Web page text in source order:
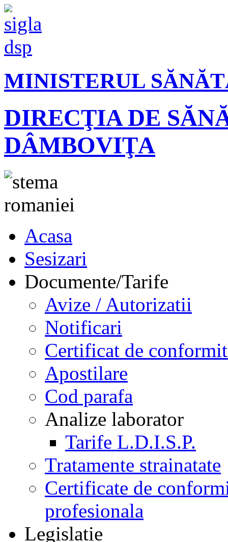
MINISTERUL
DIRECŢIA DE
DÂMBOVIŢA
Acasa
Sesizari
Documente/Tarife
Avize / Autorizatii
Notificari
Certificat de
Apostilare
Cod parafa
Analize laborator
Tarife L.D.I.S.P.
Tratamente strainatate
Certificate de
profesionala
Legislatie